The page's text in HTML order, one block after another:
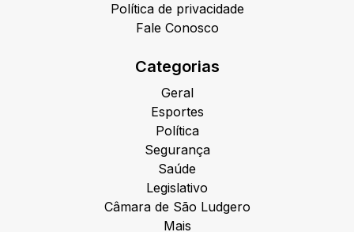
Política de privacidade
Fale Conosco
Categorias
Geral
Esportes
Política
Segurança
Saúde
Legislativo
Câmara de São Ludgero
Mais